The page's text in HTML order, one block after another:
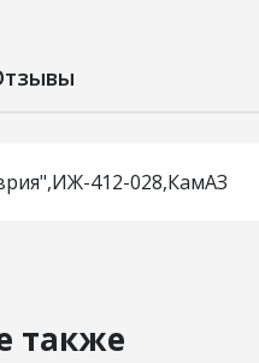
412-028,КамАЗ
также